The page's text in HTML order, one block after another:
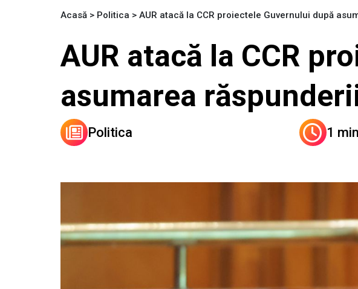
Acasă > Politica > AUR atacă la CCR proiectele Guvernului după
AUR atacă la CCR
asumarea
Politica 1